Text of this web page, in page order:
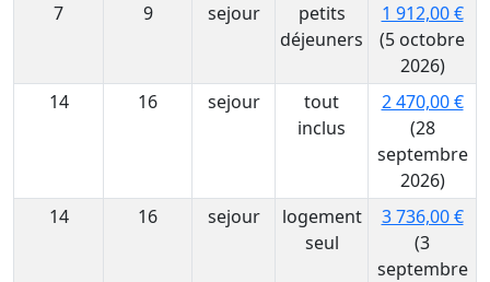
7
9 sejour
petits
déjeuners
1 912,00 €
(5 octobre
2026)
14
16 sejour
tout
inclus
2 470,00 €
(28
septembre
2026)
14
16 sejour
logement
seul
3 736,00 €
(3
septembre